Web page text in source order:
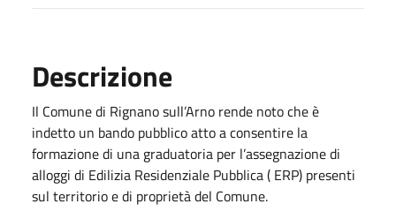
Descrizione
Il Comune di Rignano sull’Arno rende noto che è
indetto un bando pubblico atto a consentire la
formazione di una graduatoria per l’assegnazione di
alloggi di Edilizia Residenziale Pubblica ( ERP) presenti
sul territorio e di proprietà del Comune.